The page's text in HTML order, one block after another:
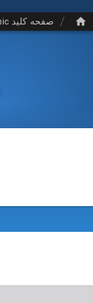
/ صفحه کلید Gothic